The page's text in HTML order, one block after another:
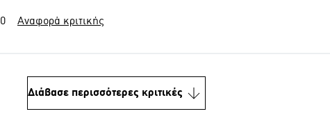
0 Αναφορά κριτικής
Διάβασε περισσότερες κριτικές